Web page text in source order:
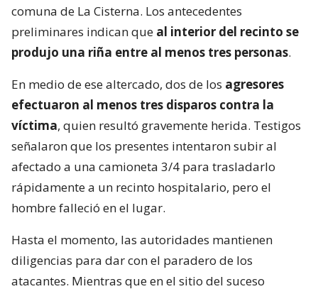
comuna de La Cisterna. Los antecedentes
preliminares indican que al interior del recinto se
produjo una riña entre al menos tres personas.
En medio de ese altercado, dos de los agresores
efectuaron al menos tres disparos contra la
víctima, quien resultó gravemente herida. Testigos
señalaron que los presentes intentaron subir al
afectado a una camioneta 3/4 para trasladarlo
rápidamente a un recinto hospitalario, pero el
hombre falleció en el lugar.
Hasta el momento, las autoridades mantienen
diligencias para dar con el paradero de los
atacantes. Mientras que en el sitio del suceso